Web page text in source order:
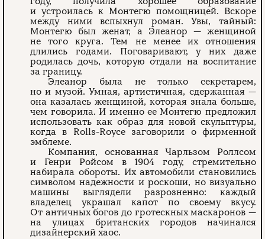
и устроилась к Монтегю помощницей. Вскоре
между ними вспыхнул роман. Увы, тайный:
Монтегю был женат, а Элеанор — женщиной
не того круга. Тем не менее их отношения
длились годами. Поговаривают, у них даже
родилась дочь, которую отдали на воспитание
за границу.
Элеанор была не только секретарем,
но и музой. Умная, артистичная, сдержанная —
она казалась женщиной, которая знала больше,
чем говорила. И именно ее Монтегю предложил
использовать как образ для новой скульптуры,
когда в Rolls-Royce заговорили о фирменной
эмблеме.
Компания, основанная Чарльзом Роллсом
и Генри Ройсом в 1904 году, стремительно
набирала обороты. Их автомобили становились
символом надежности и роскоши, но визуально
машины выглядели разрозненно: каждый
владелец украшал капот по своему вкусу.
От античных богов до гротескных маскаронов —
на улицах британских городов начинался
дизайнерский хаос.